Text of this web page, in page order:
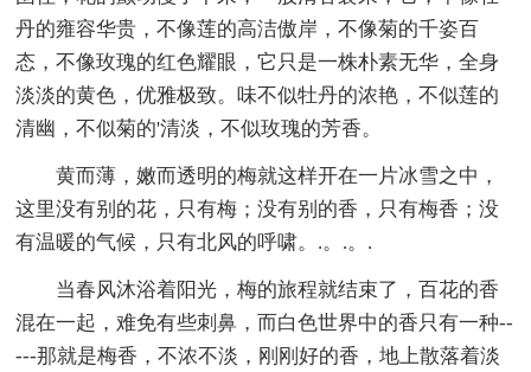
丹的雍容华贵，不像莲的高洁傲岸，不像菊的千姿百
态，不像玫瑰的红色耀眼，它只是一株朴素无华，全身
淡淡的黄色，优雅极致。味不似牡丹的浓艳，不似莲的
清幽，不似菊的'清淡，不似玫瑰的芳香。
黄而薄，嫩而透明的梅就这样开在一片冰雪之中，
这里没有别的花，只有梅；没有别的香，只有梅香；没
有温暖的气候，只有北风的呼啸。.。.。.
当春风沐浴着阳光，梅的旅程就结束了，百花的香
混在一起，难免有些刺鼻，而白色世界中的香只有一种--
---那就是梅香，不浓不淡，刚刚好的香，地上散落着淡